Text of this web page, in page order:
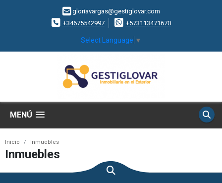
gloriavargas@gestiglovar.com
+34675542997
+573113471670
Select Language ▼
MENÚ
Inicio Inmuebles
Inmuebles